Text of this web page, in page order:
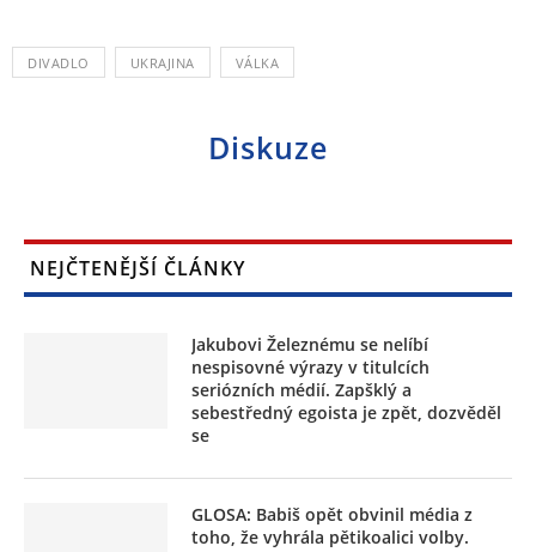
DIVADLO UKRAJINA VÁLKA
Diskuze
NEJČTENĚJŠÍ ČLÁNKY
Jakubovi Železnému se nelíbí
nespisovné výrazy v titulcích
seriózních médií. Zapšklý a
sebestředný egoista je zpět, dozvěděl
se
GLOSA: Babiš opět obvinil média z
toho, že vyhrála pětikoalici volby.